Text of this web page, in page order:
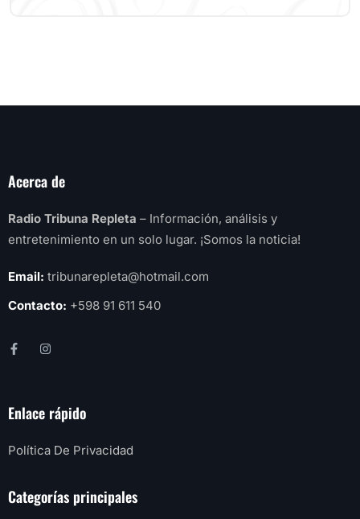
Acerca de
Radio Tribuna Repleta – Información, análisis y
entretenimiento en un solo lugar. ¡Somos la noticia!
Email: tribunarepleta@hotmail.com
Contacto: +598 91 611 540
Enlace rápido
Política De Privacidad
Categorías principales